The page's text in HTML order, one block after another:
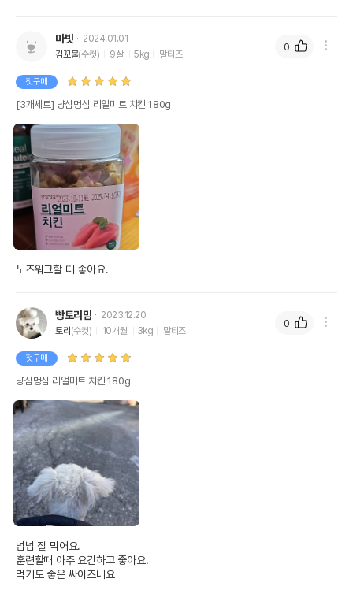
마빗
2024.01.01
김꼬물(수컷) 9살 5kg 말티즈
첫구매
[3개세트] 냥심멍심 리얼미트 치킨 180g
노즈워크할 때 좋아요.
0
빵토리맘
2023.12.20
토리 (수컷) 10개월 3kg 말티즈
첫구매
냥심멍심 리얼미트 치킨 180g
넘넘 잘 먹어요.
훈련할때 아주 요긴하고 좋아요.
먹기도 좋은 싸이즈네요
0